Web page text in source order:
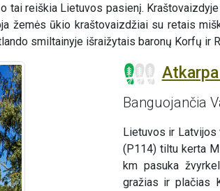
tai reiškia Lietuvos pasienį.
žemės ūkio kraštovaizdžiai su retais
smiltainyje išraižytais baronų Korfų ir
Banguojančia
Lietuvos ir Latvijos
(P114) tiltu kerta
km pasuka
gražias ir plačias